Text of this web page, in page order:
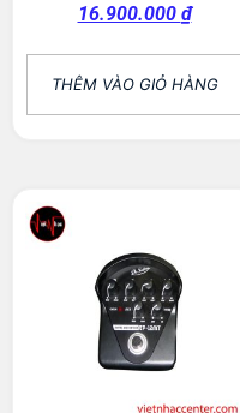
16.900.000 ₫
THÊM VÀO GIỎ HÀNG